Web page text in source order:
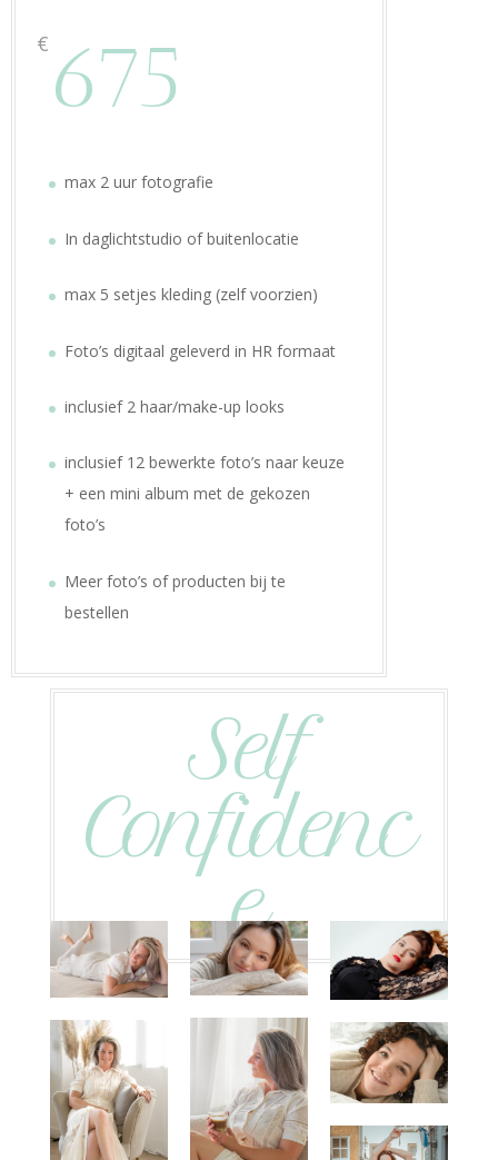
€ 675
max 2 uur fotografie
In daglichtstudio of buitenlocatie
max 5 setjes kleding (zelf voorzien)
Foto’s digitaal geleverd in HR formaat
inclusief 2 haar/make-up looks
inclusief 12 bewerkte foto’s naar keuze
+ een mini album met de gekozen
foto’s
Meer foto’s of producten bij te
bestellen
Self
Confidenc
e